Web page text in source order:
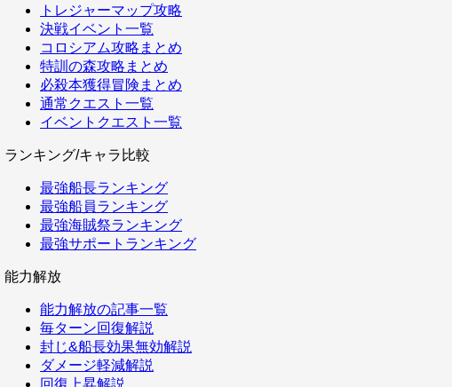
トレジャーマップ攻略
決戦イベント一覧
コロシアム攻略まとめ
特訓の森攻略まとめ
必殺本獲得冒険まとめ
通常クエスト一覧
イベントクエスト一覧
ランキング/キャラ比較
最強船長ランキング
最強船員ランキング
最強海賊祭ランキング
最強サポートランキング
能力解放
能力解放の記事一覧
毎ターン回復解説
封じ&船長効果無効解説
ダメージ軽減解説
回復上昇解説